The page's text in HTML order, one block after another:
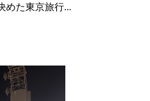
めた東京旅行...